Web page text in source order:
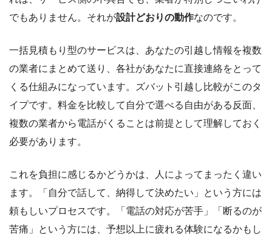
でもありません。それが設計どおりの動作なのです。
一括見積もり型のサービスは、あなたの引越し情報を複数
の業者にまとめて送り、各社があなたに直接連絡をとって
くる仕組みになっています。ズバット引越し比較がこのタ
イプです。料金を比較して自分で選べる自由がある反面、
複数の業者から電話がくることは前提として理解しておく
必要があります。
これを負担に感じるかどうかは、人によってまったく違い
ます。「自分で話して、納得して決めたい」という方には
頼もしいプロセスです。「電話の対応が苦手」「断るのが
苦痛」という方には、予想以上に疲れる体験になるかもし